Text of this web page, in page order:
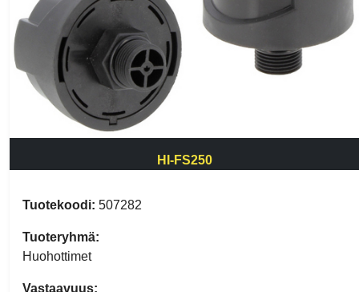
HI-FS250
Tuotekoodi: 507282
Tuoteryhmä:
Huohottimet
Vastaavuus: